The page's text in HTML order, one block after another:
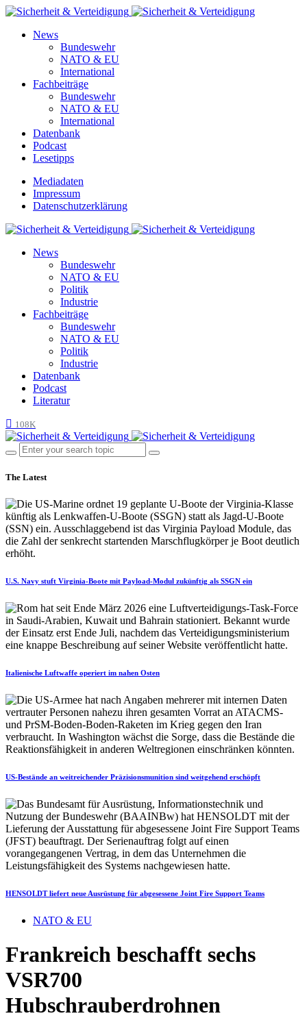
News
Bundeswehr
NATO & EU
International
Fachbeiträge
Bundeswehr
NATO & EU
International
Datenbank
Podcast
Lesetipps
Mediadaten
Impressum
Datenschutzerklärung
News
Bundeswehr
NATO & EU
Politik
Industrie
Fachbeiträge
Bundeswehr
NATO & EU
Politik
Industrie
Datenbank
Podcast
Literatur
108K
The Latest
U.S. Navy stuft Virginia-Boote mit Payload-Modul zukünftig als SSGN ein
Italienische Luftwaffe operiert im nahen Osten
US-Bestände an weitreichender Präzisionsmunition sind weitgehend erschöpft
HENSOLDT liefert neue Ausrüstung für abgesessene Joint Fire Support Teams
NATO & EU
Frankreich beschafft sechs
VSR700
Hubschrauberdrohnen